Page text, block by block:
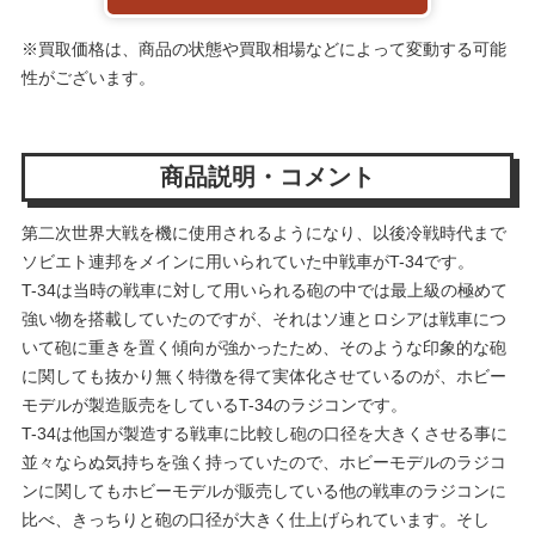
※買取価格は、商品の状態や買取相場などによって変動する可能
性がございます。
商品説明・コメント
第二次世界大戦を機に使用されるようになり、以後冷戦時代まで
ソビエト連邦をメインに用いられていた中戦車がT-34です。
T-34は当時の戦車に対して用いられる砲の中では最上級の極めて
強い物を搭載していたのですが、それはソ連とロシアは戦車につ
いて砲に重きを置く傾向が強かったため、そのような印象的な砲
に関しても抜かり無く特徴を得て実体化させているのが、ホビー
モデルが製造販売をしているT-34のラジコンです。
T-34は他国が製造する戦車に比較し砲の口径を大きくさせる事に
並々ならぬ気持ちを強く持っていたので、ホビーモデルのラジコ
ンに関してもホビーモデルが販売している他の戦車のラジコンに
比べ、きっちりと砲の口径が大きく仕上げられています。そし